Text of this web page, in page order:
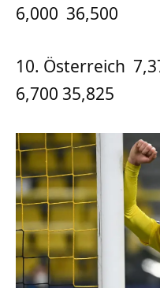
6,000 36,500
10. Österreich
6,700 35,825